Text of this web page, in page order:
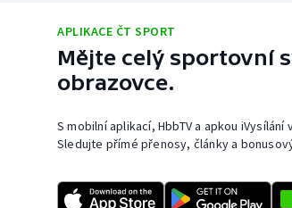
APLIKACE ČT SPORT
Mějte celý sportovní
obrazovce.
S mobilní aplikací, HbbTV a apkou
Sledujte přímé přenosy, články a